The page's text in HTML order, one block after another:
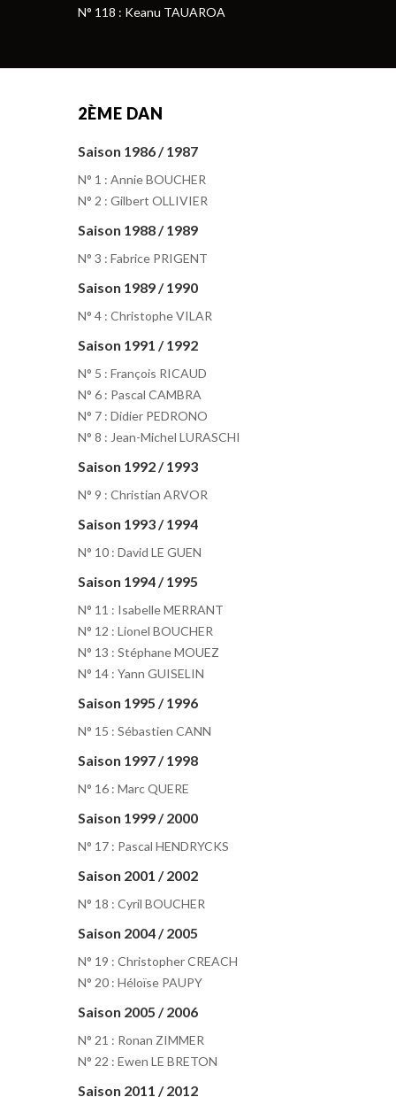
N° 118 : Keanu TAUAROA
2ÈME DAN
Saison 1986 / 1987
N° 1 : Annie BOUCHER
N° 2 : Gilbert OLLIVIER
Saison 1988 / 1989
N° 3 : Fabrice PRIGENT
Saison 1989 / 1990
N° 4 : Christophe VILAR
Saison 1991 / 1992
N° 5 : François RICAUD
N° 6 : Pascal CAMBRA
N° 7 : Didier PEDRONO
N° 8 : Jean-Michel LURASCHI
Saison 1992 / 1993
N° 9 : Christian ARVOR
Saison 1993 / 1994
N° 10 : David LE GUEN
Saison 1994 / 1995
N° 11 : Isabelle MERRANT
N° 12 : Lionel BOUCHER
N° 13 : Stéphane MOUEZ
N° 14 : Yann GUISELIN
Saison 1995 / 1996
N° 15 : Sébastien CANN
Saison 1997 / 1998
N° 16 : Marc QUERE
Saison 1999 / 2000
N° 17 : Pascal HENDRYCKS
Saison 2001 / 2002
N° 18 : Cyril BOUCHER
Saison 2004 / 2005
N° 19 : Christopher CREACH
N° 20 : Héloïse PAUPY
Saison 2005 / 2006
N° 21 : Ronan ZIMMER
N° 22 : Ewen LE BRETON
Saison 2011 / 2012